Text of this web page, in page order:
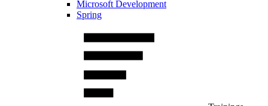
Microsoft Development
Spring